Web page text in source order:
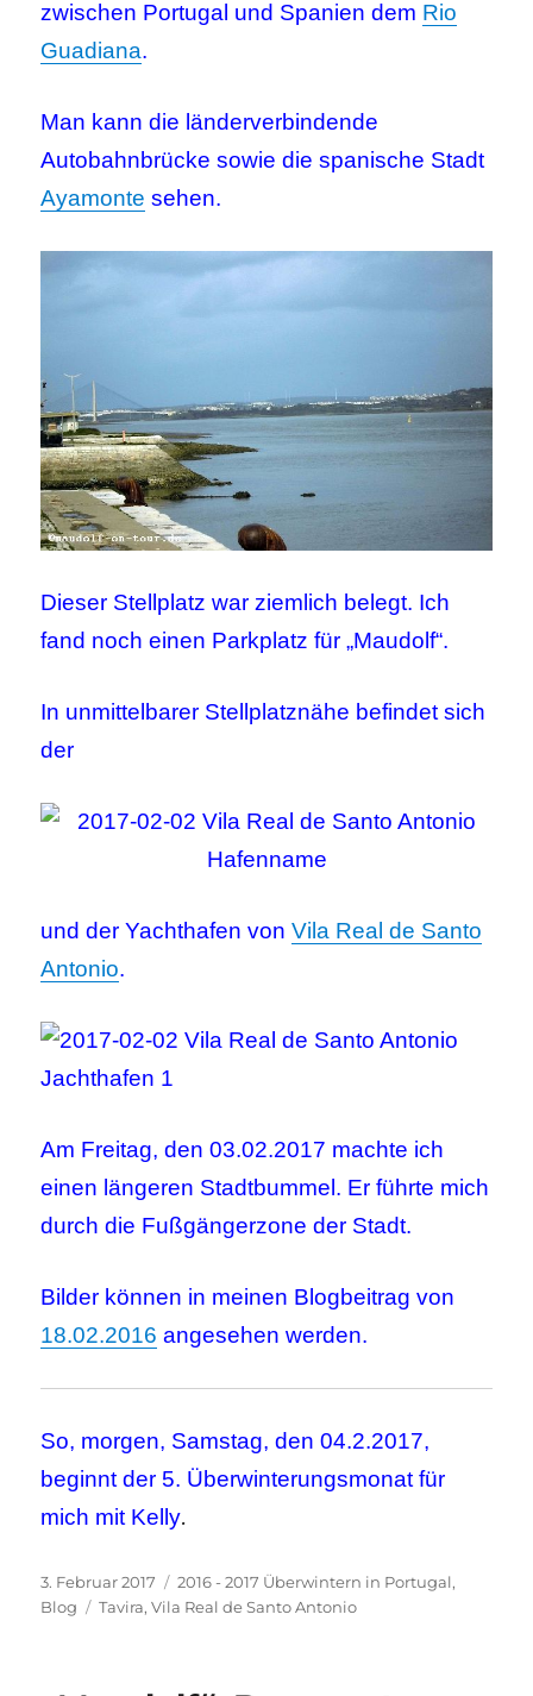
zwischen Portugal und Spanien dem Rio
Guadiana.
Man kann die länderverbindende
Autobahnbrücke sowie die spanische Stadt
Ayamonte sehen.
Dieser Stellplatz war ziemlich belegt. Ich
fand noch einen Parkplatz für „Maudolf“.
In unmittelbarer Stellplatznähe befindet sich
der
und der Yachthafen vonVila Real de Santo
Antonio.
Am Freitag, den 03.02.2017 machte ich
einen längeren Stadtbummel. Er führte mich
durch die Fußgängerzone der Stadt.
Bilder können in meinen Blogbeitrag von
18.02.2016 angesehen werden.
So, morgen, Samstag, den 04.2.2017,
beginnt der 5. Überwinterungsmonat für
mich mit Kelly.
Veröffentlicht
am
3. Februar 2017 Kategorien
2016 - 2017 Überwintern in Portugal,
Blog
Schlagwörter
Tavira,Vila Real de Santo Antonio